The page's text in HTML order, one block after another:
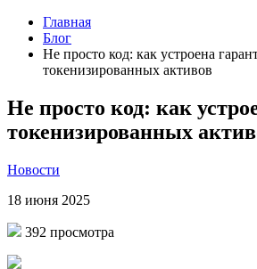
Главная
Блог
Не просто код: как устроена
токенизированных активов
Не просто код: как
токенизированных
Новости
18 июня 2025
392 просмотра